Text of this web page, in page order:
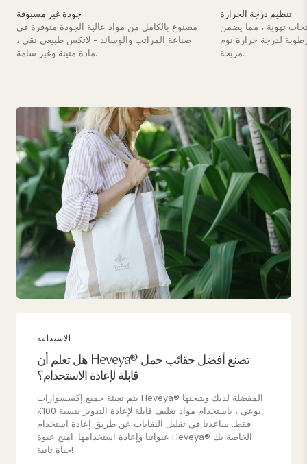
جودة غير مسبوقة
مصنوع بالكامل من مواد عالية الجودة متوفرة في
صناعة المراتب والوسائد - لاتكس طبيعي نقي ،
مادة متينة وغير سامة.
تنظيم درجة الحرارة
تهوية ، مما يضمن
لدرجة حرارة نوم
مريحة.
الاستدامة
هل تعلم أن Heveya® تصنع أفضل حقائب حمل
قابلة لإعادة الاستخدام؟
يتم تعبئة جميع إكسسوارات Heveya® المفضلة لديك وشحنها
بوعي ، باستخدام مواد تغليف قابلة لإعادة التدوير بنسبة 100٪
فقط. ساعدنا في تقليل النفايات عن طريق إعادة استخدام
عبواتنا وإعادة استخدامها. امنح عبوة Heveya® الخاصة بك
حياة ثانية!